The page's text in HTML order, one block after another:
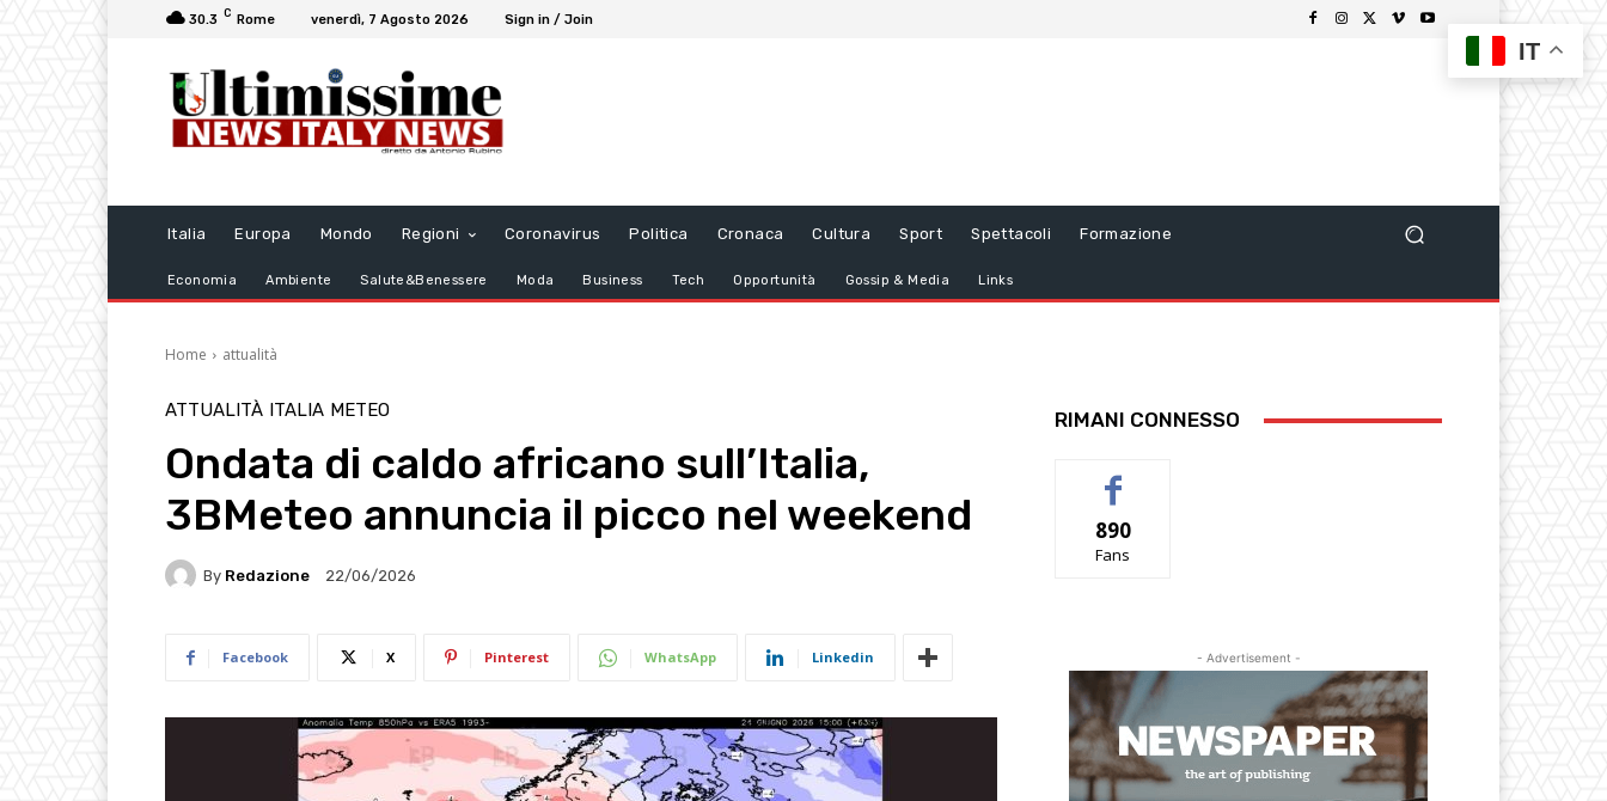
30.3 C Rome venerdì, 7 Agosto 2026 Sign in / Join
Italia Europa Mondo Regioni Coronavirus Politica Cronaca Cultura Sport Spettacoli Formazione
Economia Ambiente Salute&Benessere Moda Business Tech Opportunità Gossip & Media Links
Home attualità
ATTUALITÀ ITALIA METEO
Ondata di caldo africano sull’Italia,
3BMeteo annuncia il picco nel weekend
By Redazione 22/06/2026
Facebook X Pinterest WhatsApp Linkedin
RIMANI CONNESSO
890
Fans
- Advertisement -
IT